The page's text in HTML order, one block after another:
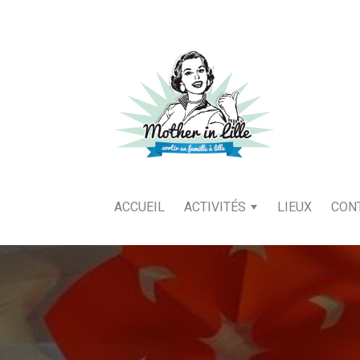
ACCUEIL ACTIVITÉS LIEUX